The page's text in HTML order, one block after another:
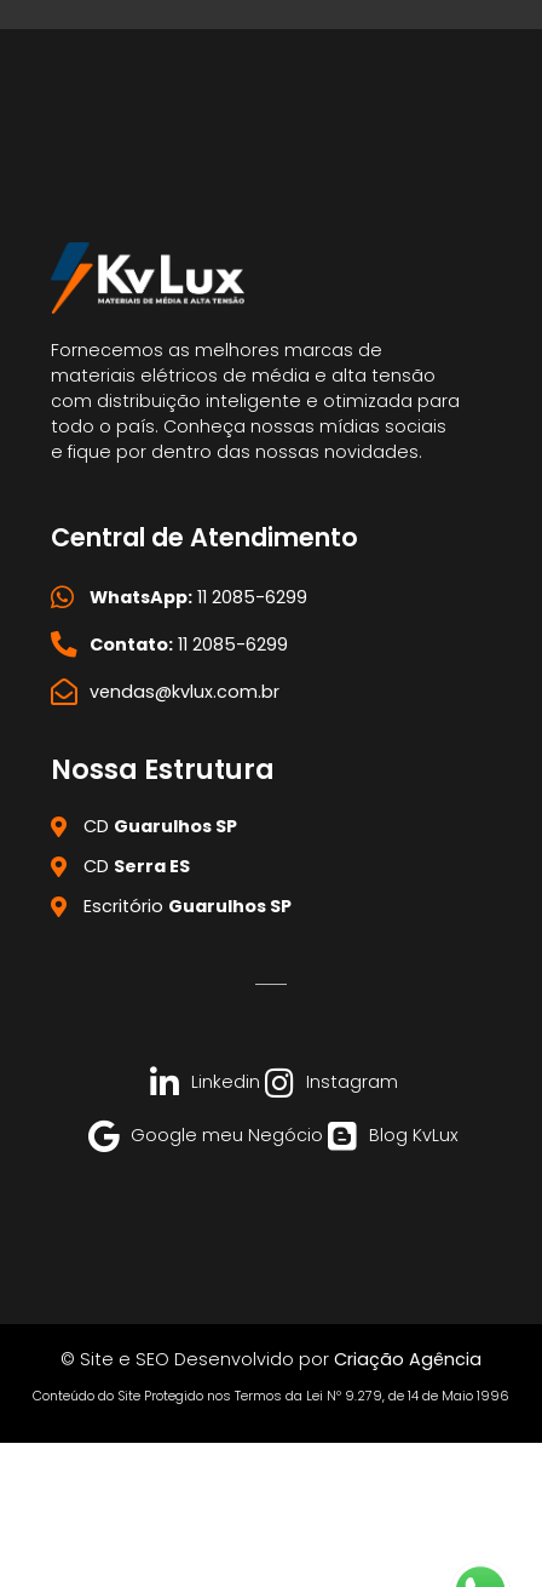
Fornecemos as melhores marcas de
materiais elétricos de média e alta tensão
com distribuição inteligente e otimizada para
todo o país. Conheça nossas mídias sociais
e fique por dentro das nossas novidades.
Central de Atendimento
WhatsApp:11 2085-6299
Contato:11 2085-6299
vendas@kvlux.com.br
Nossa Estrutura
CD Guarulhos SP
CD Serra ES
Escritório Guarulhos SP
Linkedin Instagram
Google meu Negócio Blog KvLux
© Site e SEO Desenvolvido por Criação Agência
Conteúdo do Site Protegido nos Termos da Lei Nº 9.279, de 14 de Maio 1996